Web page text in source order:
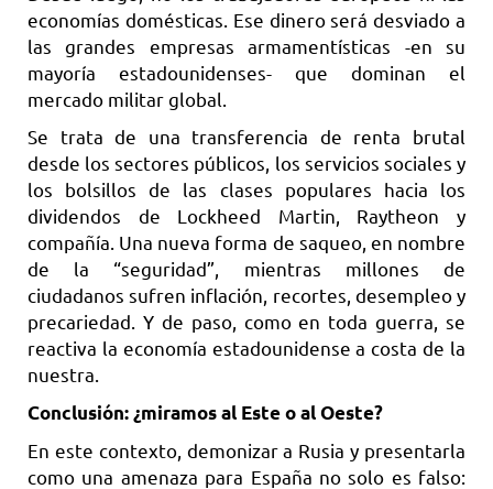
economías domésticas. Ese dinero será desviado a
las grandes empresas armamentísticas -en su
mayoría estadounidenses- que dominan el
mercado militar global.
Se trata de una transferencia de renta brutal
desde los sectores públicos, los servicios sociales y
los bolsillos de las clases populares hacia los
dividendos de Lockheed Martin, Raytheon y
compañía. Una nueva forma de saqueo, en nombre
de la “seguridad”, mientras millones de
ciudadanos sufren inflación, recortes, desempleo y
precariedad. Y de paso, como en toda guerra, se
reactiva la economía estadounidense a costa de la
nuestra.
Conclusión: ¿miramos al Este o al Oeste?
En este contexto, demonizar a Rusia y presentarla
como una amenaza para España no solo es falso: